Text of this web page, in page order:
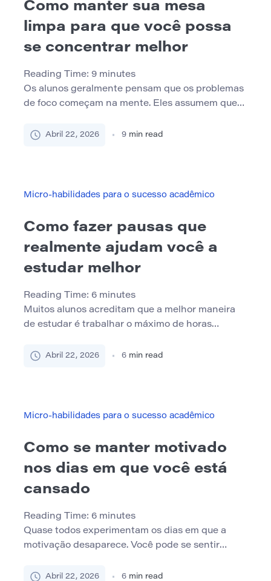
Como manter sua mesa
limpa para que você possa
se concentrar melhor
Reading Time: 9 minutes
Os alunos geralmente pensam que os problemas
de foco começam na mente. Eles assumem que
melhores habilidades de gerenciamento de
que parecer […]
Abril 22, 2026 9 min read
Micro-habilidades para o sucesso acadêmico
Como fazer pausas que
realmente ajudam você a
estudar melhor
Reading Time: 6 minutes
Muitos alunos acreditam que a melhor maneira
de estudar é trabalhar o máximo de horas
geralmente parecem produtivas, especialmente
projetado para manter uma […]
Abril 22, 2026 6 min read
Micro-habilidades para o sucesso acadêmico
Como se manter motivado
nos dias em que você está
cansado
Reading Time: 6 minutes
Quase todos experimentam os dias em que a
motivação desaparece. Você pode se sentir
sobrecarregado ou emocionalmente esgotado
Abril 22, 2026 6 min read